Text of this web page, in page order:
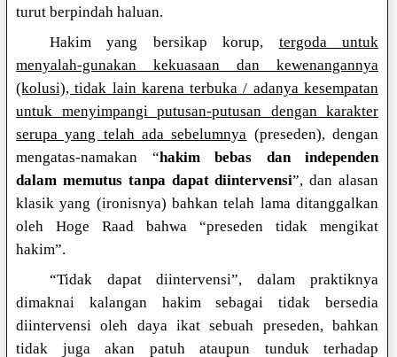
turut berpindah haluan.
Hakim yang bersikap korup, tergoda untuk
menyalah-gunakan kekuasaan dan kewenangannya
(kolusi), tidak lain karena terbuka / adanya kesempatan
untuk menyimpangi putusan-putusan dengan karakter
serupa yang telah ada sebelumnya (preseden), dengan
mengatas-namakan “hakim bebas dan independen
dalam memutus tanpa dapat diintervensi”, dan alasan
klasik yang (ironisnya) bahkan telah lama ditanggalkan
oleh Hoge Raad bahwa “preseden tidak mengikat
hakim”.
“Tidak dapat diintervensi”, dalam praktiknya
dimaknai kalangan hakim sebagai tidak bersedia
diintervensi oleh daya ikat sebuah preseden, bahkan
tidak juga akan patuh ataupun tunduk terhadap